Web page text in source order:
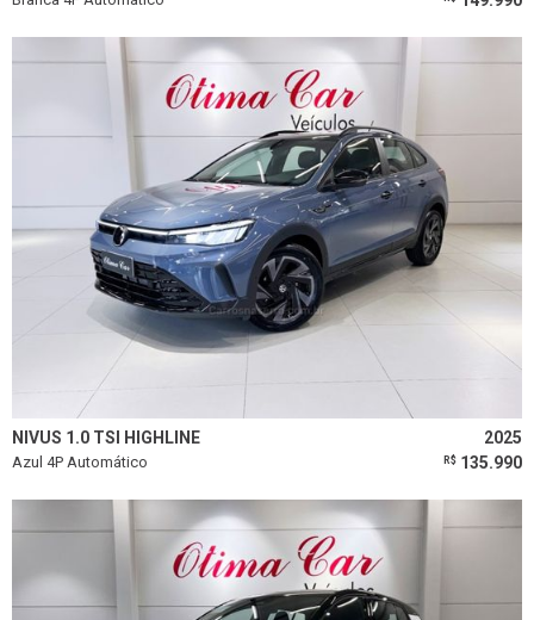
NIVUS 1.0 TSI HIGHLINE 2025
Azul 4P Automático R$ 135.990